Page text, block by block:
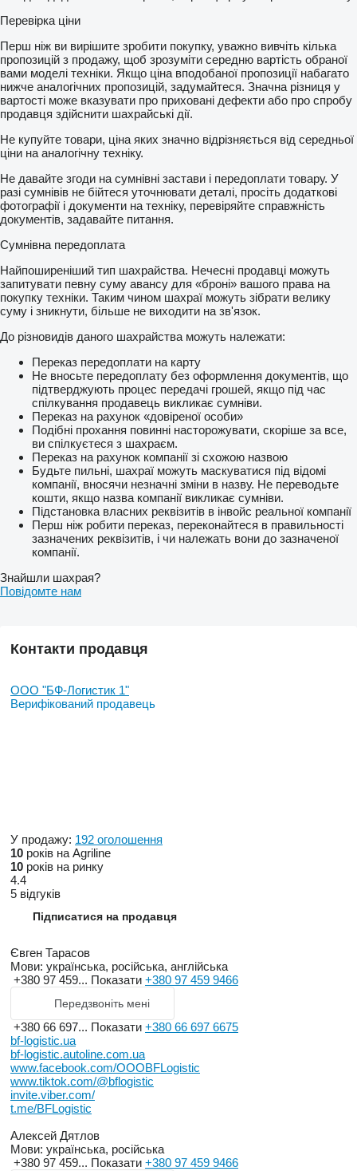
Перевірка ціни
Перш ніж ви вирішите зробити покупку, уважно вивчіть кілька
пропозицій з продажу, щоб зрозуміти середню вартість обраної
вами моделі техніки. Якщо ціна вподобаної пропозиції набагато
нижче аналогічних пропозицій, задумайтеся. Значна різниця у
вартості може вказувати про приховані дефекти або про спробу
продавця здійснити шахрайські дії.
Не купуйте товари, ціна яких значно відрізняється від середньої
ціни на аналогічну техніку.
Не давайте згоди на сумнівні застави і передоплати товару. У
разі сумнівів не бійтеся уточнювати деталі, просіть додаткові
фотографії і документи на техніку, перевіряйте справжність
документів, задавайте питання.
Сумнівна передоплата
Найпоширеніший тип шахрайства. Нечесні продавці можуть
запитувати певну суму авансу для «броні» вашого права на
покупку техніки. Таким чином шахраї можуть зібрати велику
суму і зникнути, більше не виходити на зв'язок.
До різновидів даного шахрайства можуть належати:
Переказ передоплати на карту
Не вносьте передоплату без оформлення документів, що
підтверджують процес передачі грошей, якщо під час
спілкування продавець викликає сумніви.
Переказ на рахунок «довіреної особи»
Подібні прохання повинні насторожувати, скоріше за все,
ви спілкуєтеся з шахраєм.
Переказ на рахунок компанії зі схожою назвою
Будьте пильні, шахраї можуть маскуватися під відомі
компанії, вносячи незначні зміни в назву. Не переводьте
кошти, якщо назва компанії викликає сумніви.
Підстановка власних реквізитів в інвойс реальної компанії
Перш ніж робити переказ, переконайтеся в правильності
зазначених реквізитів, і чи належать вони до зазначеної
компанії.
Знайшли шахрая?
Повідомте нам
Контакти продавця
ООО "БФ-Логистик 1"
Верифікований продавець
У продажу: 192 оголошення
10 років на Agriline
10 років на ринку
4.4
5 відгуків
Підписатися на продавця
Євген Тарасов
Мови: українська, російська, англійська
+380 97 459... Показати +380 97 459 9466
Передзвоніть мені
+380 66 697... Показати +380 66 697 6675
bf-logistic.ua
bf-logistic.autoline.com.ua
www.facebook.com/OOOBFLogistic
www.tiktok.com/@bflogistic
invite.viber.com/
t.me/BFLogistic
Алексей Дятлов
Мови: українська, російська
+380 97 459... Показати +380 97 459 9466